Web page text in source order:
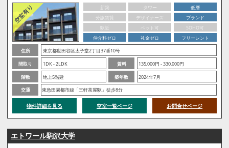
新築 タワー
低層
分譲賃貸
デザイナーズ
ブランド
駅近
ペット可
SOHO可
仲介料ゼロ
礼金ゼロ
フリーレント
住所
東京都世田谷区太子堂2丁目37番10号
間取り
1DK - 2LDK 賃料
135,000円 - 330,000円
階数
地上5階建 築年数
2024年7月
交通
東急田園都市線「三軒茶屋駅」徒歩8分
物件詳細を見る 空室一覧ページ お問合せページ
エトワール駒沢大学